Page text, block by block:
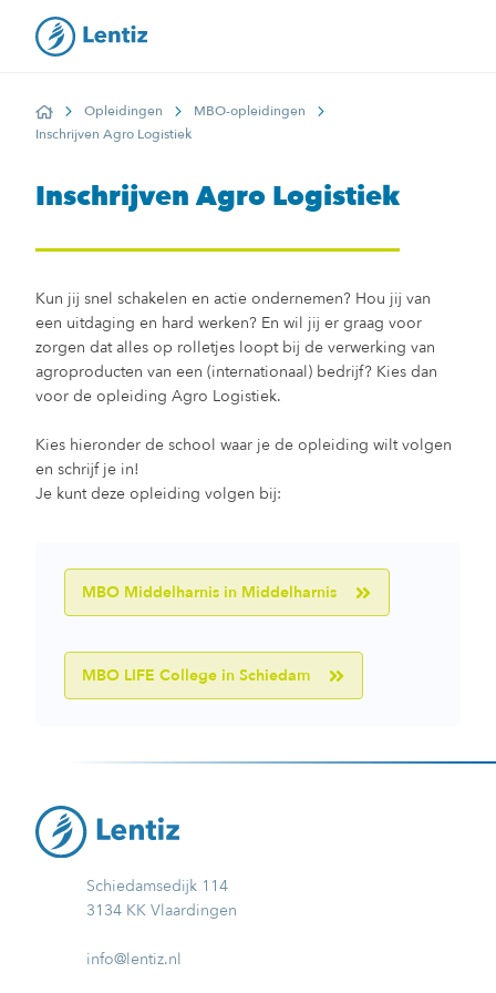
HomeOpleidingen
MBO-opleidingen
Inschrijven Agro Logistiek
Inschrijven Agro Logistiek
Kun jij snel schakelen en actie ondernemen? Hou jij van
een uitdaging en hard werken? En wil jij er graag voor
zorgen dat alles op rolletjes loopt bij de verwerking van
agroproducten van een (internationaal) bedrijf? Kies dan
voor de opleiding Agro Logistiek.
Kies hieronder de school waar je de opleiding wilt volgen
en schrijf je in!
Je kunt deze opleiding volgen bij:
MBO Middelharnis in Middelharnis
MBO LIFE College in Schiedam
Schiedamsedijk 114
3134 KK Vlaardingen
info@lentiz.nl